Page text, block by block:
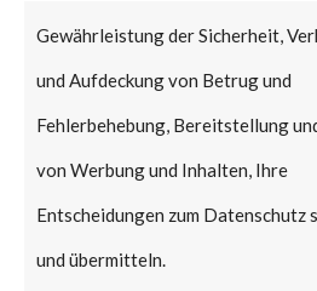
Gewährleistung der Sicherheit,
und Aufdeckung von Betrug und
Fehlerbehebung, Bereitstellung
von Werbung und Inhalten, Ihre
Entscheidungen zum Datenschutz
und übermitteln.
Patch Tuesday
follow the link to
about mitigation
What FortiGuard
available?